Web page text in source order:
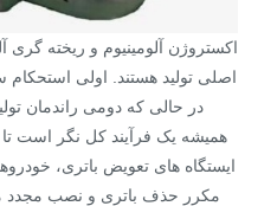
اکستروژن آلومینیوم و ریخته گری
اصلی تولید هستند. اولی استحکام
در حالی که دومی راندمان
همیشه یک فرآیند کل نگر است تا
ایستگاه های تعویض باتری،
مکرر حذف باتری و نصب مجدد